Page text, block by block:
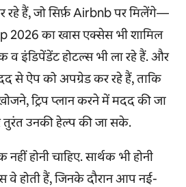
रहे हैं, जो सिर्फ़ Airbnb पर मिलेंगे—
2026 का खास एक्सेस भी शामिल
व इंडिपेंडेंट होटल्स भी ला रहे हैं. और
से ऐप को अपग्रेड कर रहे हैं, ताकि
ट्रिप प्लान करने में मदद की जा
उनकी हेल्प की जा सके.
नहीं होनी चाहिए. सार्थक भी होनी
वे होती हैं, जिनके दौरान आप नई-